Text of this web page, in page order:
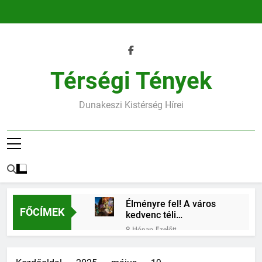
Térségi Tények
Dunakeszi Kistérség Hírei
FŐCÍMEK
Élményre fel! A város
kedvenc téli
találkozóhelye vár rád
9 Hónap Ezelőtt
9 Hónap Ezelőtt